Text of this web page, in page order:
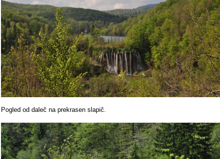
Pogled od daleč na prekrasen slapič.